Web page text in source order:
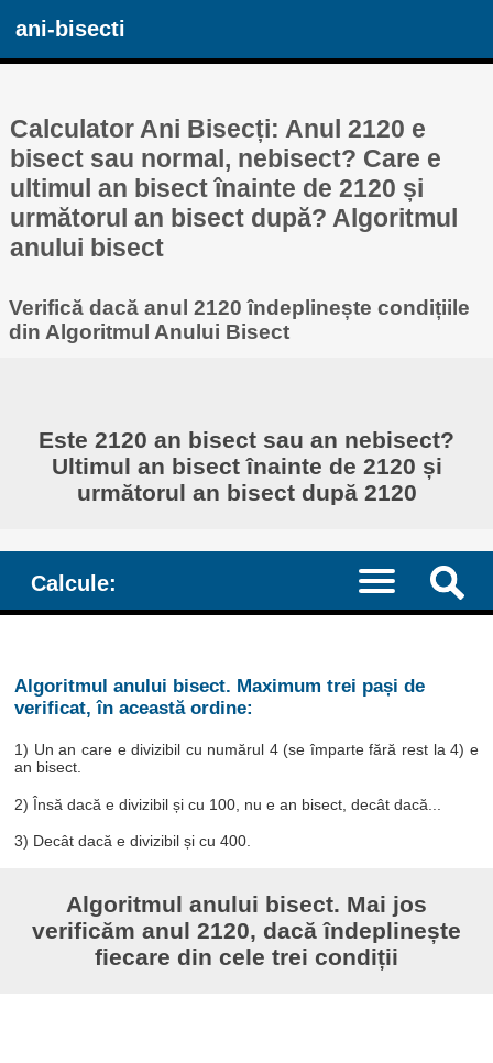
ani-bisecti
Calculator Ani Bisecți: Anul 2120 e
bisect sau normal, nebisect? Care e
ultimul an bisect înainte de 2120 și
următorul an bisect după? Algoritmul
anului bisect
Verifică dacă anul 2120 îndeplinește condițiile
din Algoritmul Anului Bisect
Este 2120 an bisect sau an nebisect?
Ultimul an bisect înainte de 2120 și
următorul an bisect după 2120
Calcule:
Algoritmul anului bisect. Maximum trei pași de
verificat, în această ordine:
1) Un an care e divizibil cu numărul 4 (se împarte fără rest la 4) e
an bisect.
2) Însă dacă e divizibil și cu 100, nu e an bisect, decât dacă...
3) Decât dacă e divizibil și cu 400.
Algoritmul anului bisect. Mai jos
verificăm anul 2120, dacă îndeplinește
fiecare din cele trei condiții